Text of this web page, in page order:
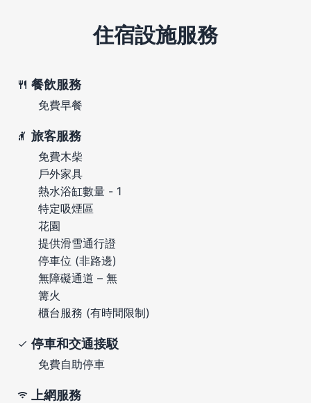
住宿設施服務
餐飲服務
免費早餐
旅客服務
免費木柴
戶外家具
熱水浴缸數量 - 1
特定吸煙區
花園
提供滑雪通行證
停車位 (非路邊)
無障礙通道 – 無
篝火
櫃台服務 (有時間限制)
停車和交通接駁
免費自助停車
上網服務